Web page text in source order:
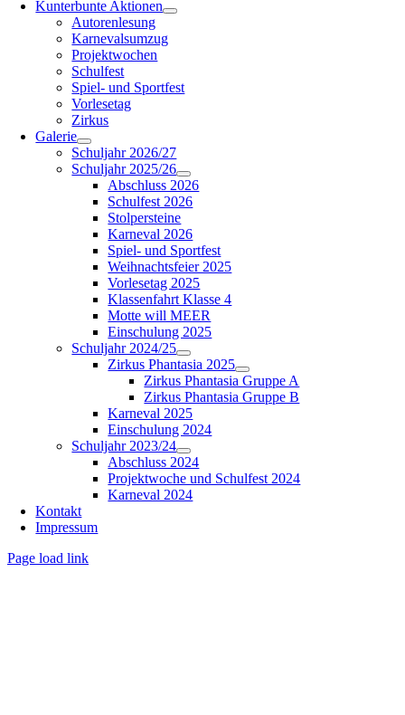
Kunterbunte Aktionen
Autorenlesung
Karnevalsumzug
Projektwochen
Schulfest
Spiel- und Sportfest
Vorlesetag
Zirkus
Galerie
Schuljahr 2026/27
Schuljahr 2025/26
Abschluss 2026
Schulfest 2026
Stolpersteine
Karneval 2026
Spiel- und Sportfest
Weihnachtsfeier 2025
Vorlesetag 2025
Klassenfahrt Klasse 4
Motte will MEER
Einschulung 2025
Schuljahr 2024/25
Zirkus Phantasia 2025
Zirkus Phantasia Gruppe A
Zirkus Phantasia Gruppe B
Karneval 2025
Einschulung 2024
Schuljahr 2023/24
Abschluss 2024
Projektwoche und Schulfest 2024
Karneval 2024
Kontakt
Impressum
Page load link